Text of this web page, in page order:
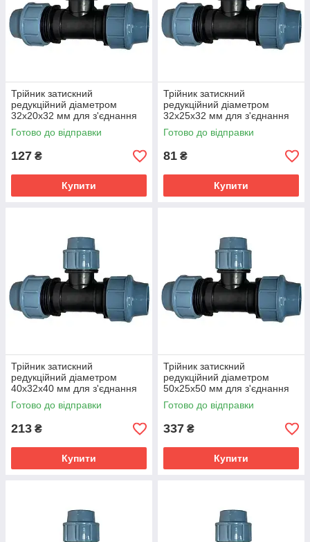
Трійник затискний
редукційний діаметром
32х20х32 мм для з'єднання
поліетиленових труб
Готово до відправки
127 ₴
Купити
Трійник затискний
редукційний діаметром
32х25х32 мм для з'єднання
поліетиленових труб
Готово до відправки
81 ₴
Купити
Трійник затискний
редукційний діаметром
40х32х40 мм для з'єднання
поліетиленових труб
Готово до відправки
213 ₴
Купити
Трійник затискний
редукційний діаметром
50х25х50 мм для з'єднання
поліетиленових труб
Готово до відправки
337 ₴
Купити